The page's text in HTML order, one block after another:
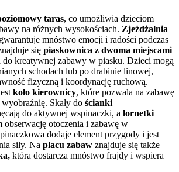
taras, co umożliwia dzieciom
na różnych wysokościach. Zjeżdżalnia
mnóstwo emocji i radości podczas
się piaskownica z dwoma miejscami
do kreatywnej zabawy w piasku. Dzieci mogą
schodach lub po drabinie linowej,
fizyczną i koordynację ruchową.
koło kierownicy, które pozwala na zabawę
Skały do ścianki
do aktywnej wspinaczki, a lornetki
otoczenia i zabawę w
dodaje element przygody i jest
siły. Na placu zabaw znajduje się także
która dostarcza mnóstwo frajdy i wspiera